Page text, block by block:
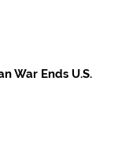
War Ends U.S.